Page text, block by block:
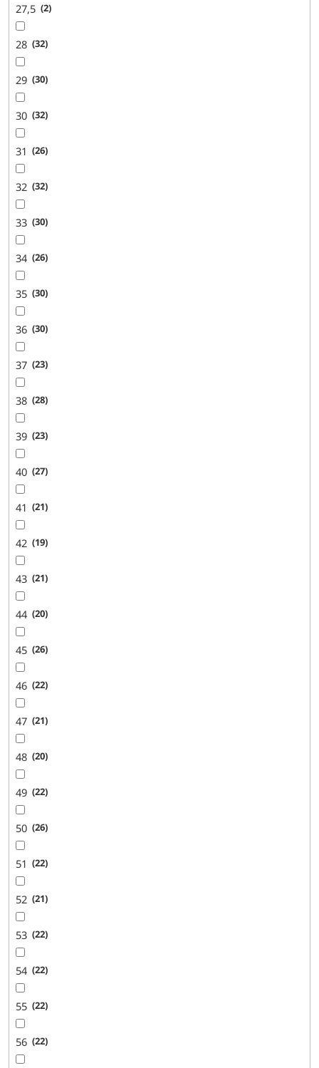
27,5 2
28 32
29 30
30 32
31 26
32 32
33 30
34 26
35 30
36 30
37 23
38 28
39 23
40 27
41 21
42 19
43 21
44 20
45 26
46 22
47 21
48 20
49 22
50 26
51 22
52 21
53 22
54 22
55 22
56 22